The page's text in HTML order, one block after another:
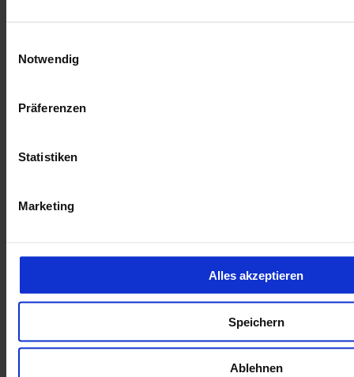
Notwendig
Präferenzen
Statistiken
Marketing
Alles akzeptieren
Speichern
Ablehnen
Leistung
Kraftstoffart
elektr.Panormadach
opel-de018437
HeadUp+el.Hecklappe+FocalSoundSystem+wirel. Charging
Erstzulassung12/2025